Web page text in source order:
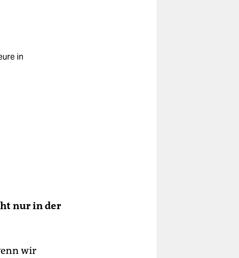
in
nur in der
wir